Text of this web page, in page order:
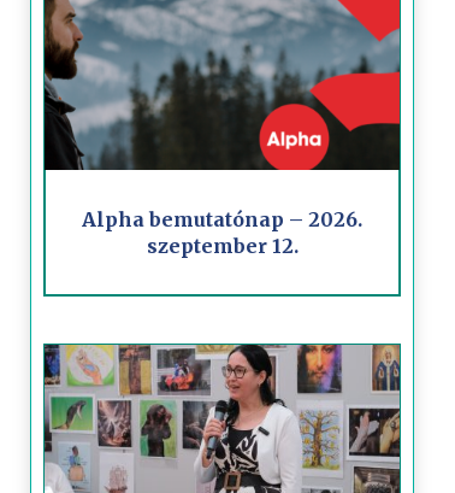
Alpha bemutatónap – 2026.
szeptember 12.